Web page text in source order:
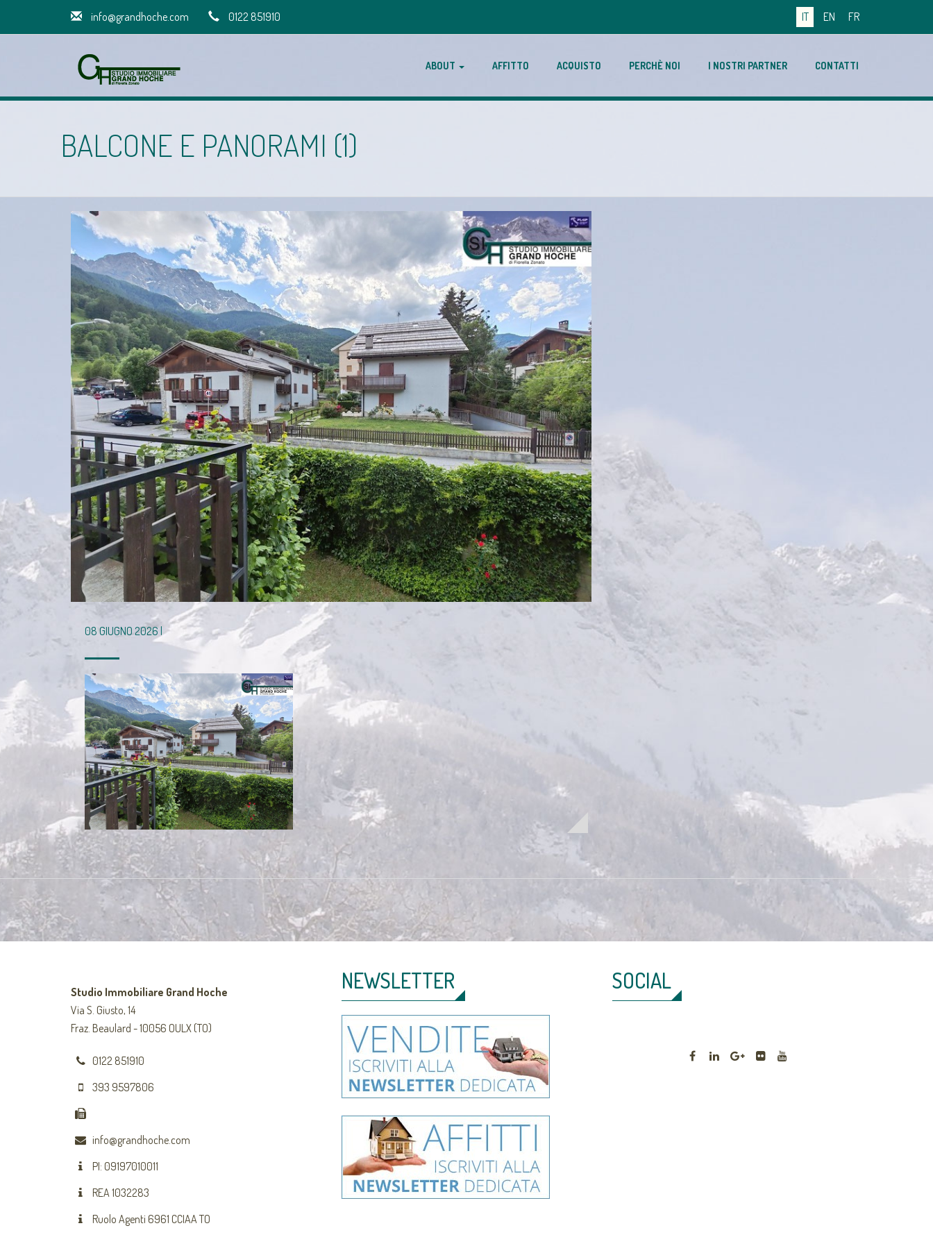
info@grandhoche.com 0122 851910 IT EN FR
ABOUT AFFITTO ACQUISTO PERCHÈ NOI I NOSTRI PARTNER CONTATTI
BALCONE E PANORAMI (1)
08 GIUGNO 2026 |
Studio Immobiliare Grand Hoche
Via S. Giusto, 14
Fraz. Beaulard - 10056 OULX (TO)
0122 851910
393 9597806
info@grandhoche.com
PI: 09197010011
REA 1032283
Ruolo Agenti 6961 CCIAA TO
NEWSLETTER SOCIAL